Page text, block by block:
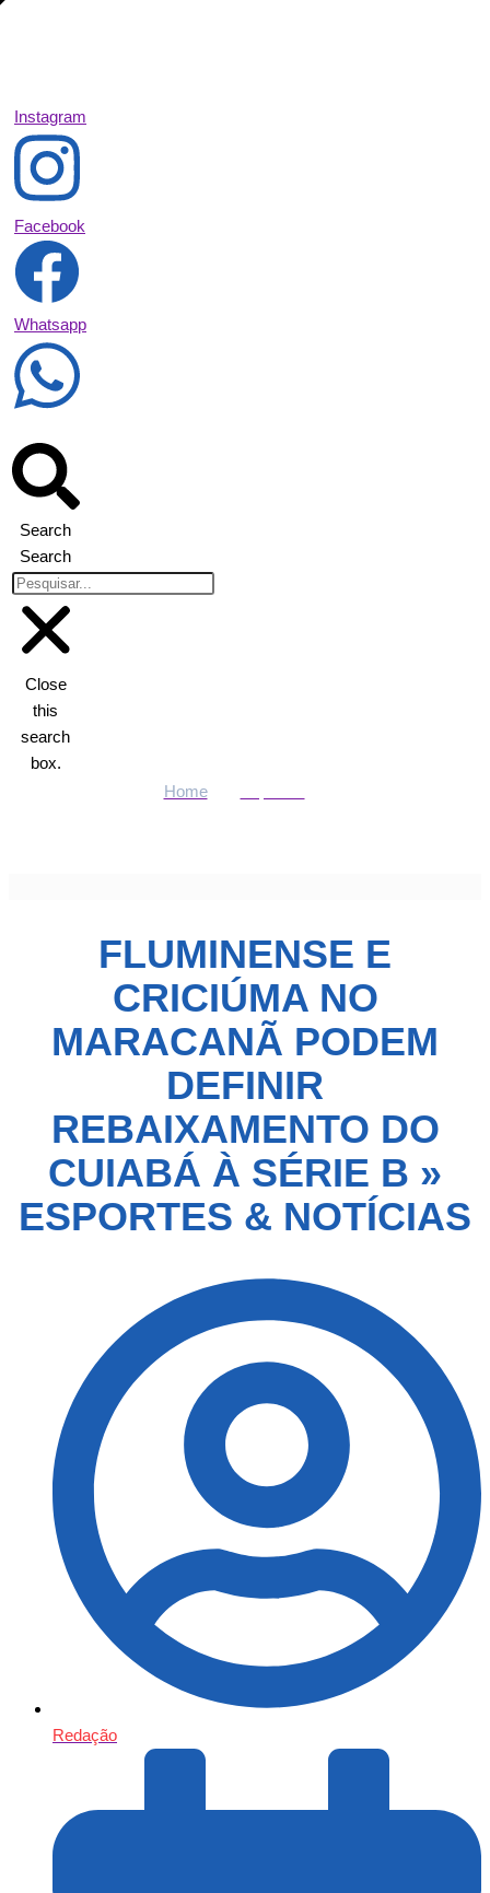
Instagram
Facebook
Whatsapp
Search
Search
Close
this
search
box.
Home
FLUMINENSE E
CRICIÚMA NO
MARACANÃ PODEM
DEFINIR
REBAIXAMENTO DO
CUIABÁ À SÉRIE B »
ESPORTES & NOTÍCIAS
Redação